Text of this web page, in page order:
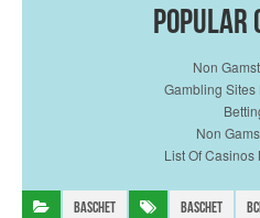
Popular
Non
Gambling Sites
Non
List Of Casinos
Baschet Baschet